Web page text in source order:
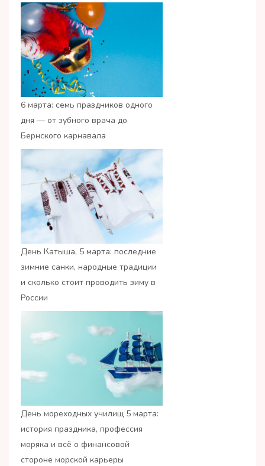
6 марта: семь праздников одного
дня — от зубного врача до
Бернского карнавала
День Катыша, 5 марта: последние
зимние санки, народные традиции
и сколько стоит проводить зиму в
России
День мореходных училищ 5 марта:
история праздника, профессия
моряка и всё о финансовой
стороне морской карьеры